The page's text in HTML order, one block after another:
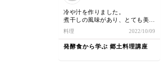
冷や汁を作りました。
煮干しの風味があり、とても美味
しかったです。
ちょっと煮干しをすりつぶすのが
足りなかったようで、存在感があ
りすぎでした😝
料理 2022/10/09
発酵食から学ぶ 郷土料理講座